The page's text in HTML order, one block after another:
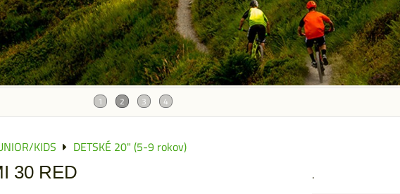
KIDS DETSKÉ 20" (5-9 rokov)
30 RED .